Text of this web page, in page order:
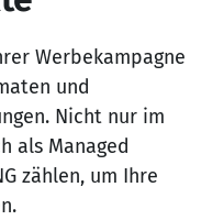
Werbekampagne
und
Nicht nur im
als Managed
zählen, um Ihre